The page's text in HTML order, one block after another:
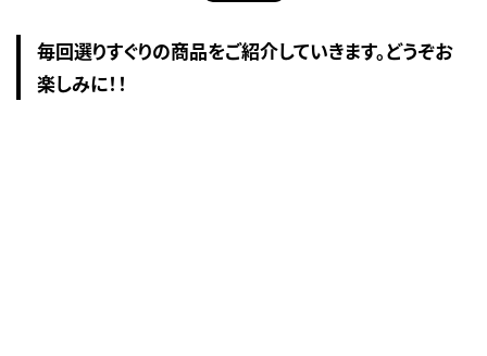
毎回選りすぐりの商品をご紹介していきます。どうぞお
楽しみに！！